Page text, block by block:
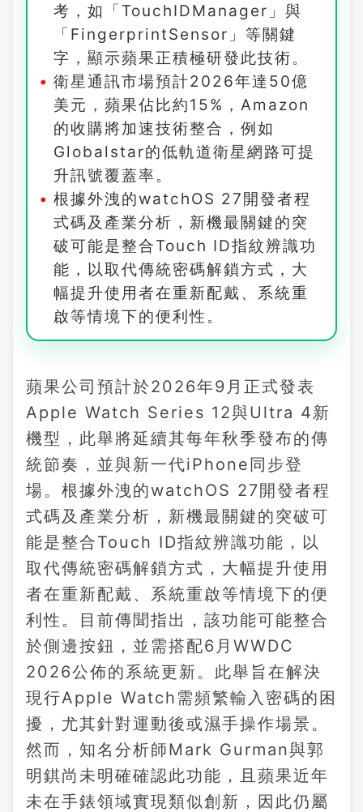
考，如「TouchIDManager」與
「FingerprintSensor」等關鍵
字，顯示蘋果正積極研發此技術。
衛星通訊市場預計2026年達50億
美元，蘋果佔比約15%，Amazon
的收購將加速技術整合，例如
Globalstar的低軌道衛星網路可提
升訊號覆蓋率。
根據外洩的watchOS 27開發者程
式碼及產業分析，新機最關鍵的突
破可能是整合Touch ID指紋辨識功
能，以取代傳統密碼解鎖方式，大
幅提升使用者在重新配戴、系統重
啟等情境下的便利性。
蘋果公司預計於2026年9月正式發表
Apple Watch Series 12與Ultra 4新
機型，此舉將延續其每年秋季發布的傳
統節奏，並與新一代iPhone同步登
場。根據外洩的watchOS 27開發者程
式碼及產業分析，新機最關鍵的突破可
能是整合Touch ID指紋辨識功能，以
取代傳統密碼解鎖方式，大幅提升使用
者在重新配戴、系統重啟等情境下的便
利性。目前傳聞指出，該功能可能整合
於側邊按鈕，並需搭配6月WWDC
2026公佈的系統更新。此舉旨在解決
現行Apple Watch需頻繁輸入密碼的困
擾，尤其針對運動後或濕手操作場景。
然而，知名分析師Mark Gurman與郭
明錤尚未明確確認此功能，且蘋果近年
未在手錶領域實現類似創新，因此仍屬